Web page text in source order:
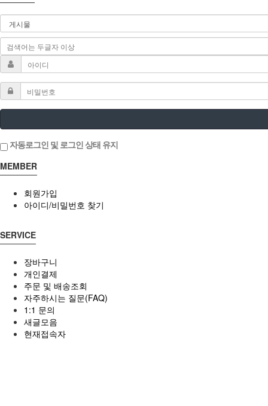
자동로그인 및 로그인 상태 유지
MEMBER
회원가입
아이디/비밀번호 찾기
SERVICE
장바구니
개인결제
주문 및 배송조회
자주하시는 질문(FAQ)
1:1 문의
새글모음
현재접속자